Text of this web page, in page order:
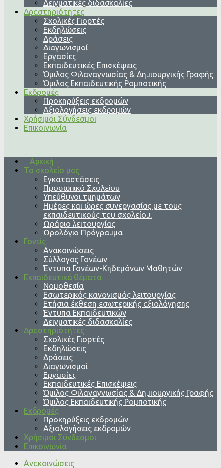
Δειγματικές διδασκαλίες
Δραστηριότητες
Σχολικές Γιορτές
Εκδηλώσεις
Δράσεις
Διαγωνισμοί
Εργασίες
Εκπαιδευτικές Επισκέψεις
Όμιλος Φιλαναγνωσίας & Δημιουργικής Γραφής
Όμιλος Εκπαιδευτικής Ρομποτικής
Εκδρομές
Προκηρύξεις εκδρομών
Αξιολογήσεις εκδρομών
Χρήσιμοι Σύνδεσμοι
Επικοινωνία
Αρχική
Το σχολείο μας
Εγκαταστάσεις
Προσωπικό Σχολείου
Υπεύθυνοι τμημάτων
Ημέρες και ώρες συνεργασίας με τους
εκπαιδευτικούς του σχολείου.
Ωράριο λειτουργίας
Ωρολόγιο Πρόγραμμα
Γονείς
Ανακοινώσεις
Σύλλογος Γονέων
Έντυπα Γονέων-Κηδεμόνων Μαθητών
Εκπαιδευτικά θέματα
Νομοθεσία
Εσωτερικός κανονισμός λειτουργίας
Ετήσια έκθεση εσωτερικής αξιολόγησης
Έντυπα Εκπαιδευτικών
Δειγματικές διδασκαλίες
Δραστηριότητες
Σχολικές Γιορτές
Εκδηλώσεις
Δράσεις
Διαγωνισμοί
Εργασίες
Εκπαιδευτικές Επισκέψεις
Όμιλος Φιλαναγνωσίας & Δημιουργικής Γραφής
Όμιλος Εκπαιδευτικής Ρομποτικής
Εκδρομές
Προκηρύξεις εκδρομών
Αξιολογήσεις εκδρομών
Χρήσιμοι Σύνδεσμοι
Επικοινωνία
Ανακοινώσεις